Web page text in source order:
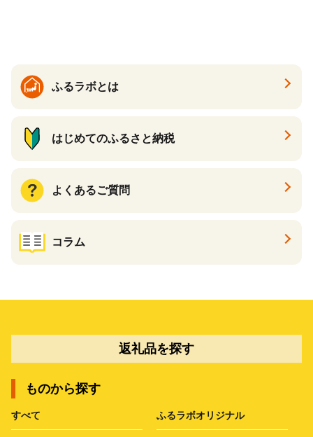
ふるラボとは
はじめてのふるさと納税
よくあるご質問
コラム
返礼品を探す
ものから探す
すべて ふるラボオリジナル